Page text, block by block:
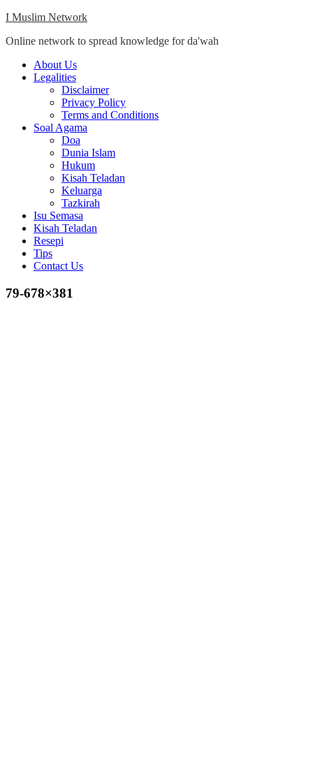
Skip
content
I Muslim Network
Online network to spread knowledge for da'wah
Close
Menu
About Us
Legalities
Disclaimer
Privacy Policy
Terms and Conditions
Soal Agama
Doa
Dunia Islam
Hukum
Kisah Teladan
Keluarga
Tazkirah
Isu Semasa
Kisah Teladan
Resepi
Tips
Contact Us
79-678×381